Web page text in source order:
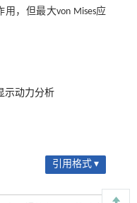
，但最大von Mises应
示动力分析
引用格式 ▾